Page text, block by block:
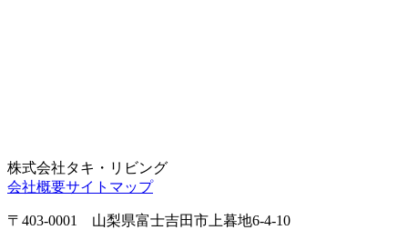
株式会社タキ・リビング
会社概要サイトマップ
〒403-0001 山梨県富士吉田市上暮地6-4-10